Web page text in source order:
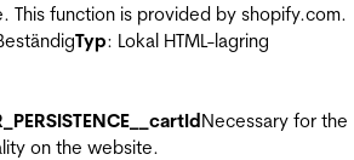
This function is provided by shopify.com.
Typ: Lokal HTML-lagring
Necessary for the
on the website.